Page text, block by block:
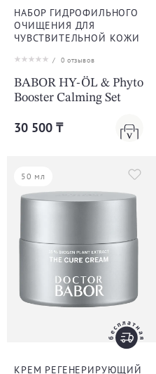
НАБОР ГИДРОФИЛЬНОГО
ОЧИЩЕНИЯ ДЛЯ
ЧУВСТВИТЕЛЬНОЙ КОЖИ
/ 0 отзывов
BABOR HY-ÖL & Phyto
Booster Calming Set
30 500 ₸
50 мл
КРЕМ РЕГЕНЕРИРУЮЩИЙ